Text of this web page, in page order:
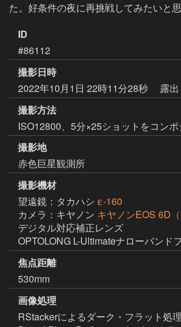
た。好条件の夜に再挑戦してみたいと思
ID
#86112
撮影日時
2022年10月1日 22時11分28秒
露
撮影方法
ISO12800、5分×25ショットをコンポ
撮影地
赤色巨星観測所
撮影機材
望遠鏡：タカハシ ε-160
カメラ：キヤノン キヤノンEOS 6D（
デジタル対応補正レンズ
OPTOLONG L-Ultimateナローバンド
焦点距離
530mm
画像処理
RStackerによるダーク・フラット処